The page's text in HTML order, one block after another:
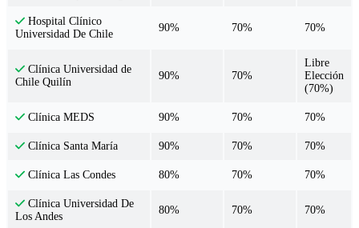
Hospital Clínico
Universidad De Chile
90% 70% 70%
Clínica Universidad de
Chile Quilín
90% 70%
Libre
Elección
(70%)
Clínica MEDS 90% 70% 70%
Clínica Santa María 90% 70% 70%
Clínica Las Condes 80% 70% 70%
Clínica Universidad De
Los Andes
80% 70% 70%